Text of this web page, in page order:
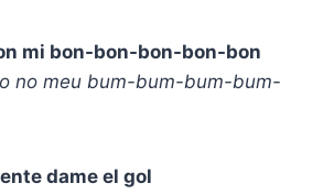
mi bon-bon-bon-bon-bon
no meu bum-bum-bum-bum-
dame el gol